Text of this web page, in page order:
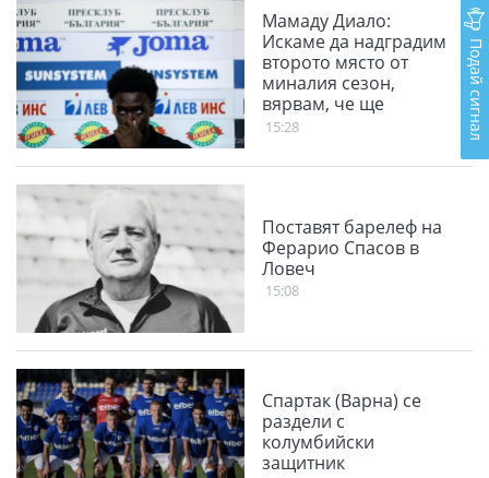
Мамаду Диало:
Искаме да надградим
второто място от
миналия сезон,
вярвам, че ще
победим
15:28
Поставят барелеф на
Ферарио Спасов в
Ловеч
15:08
Спартак (Варна) се
раздели с
колумбийски
защитник
Подай сигнал